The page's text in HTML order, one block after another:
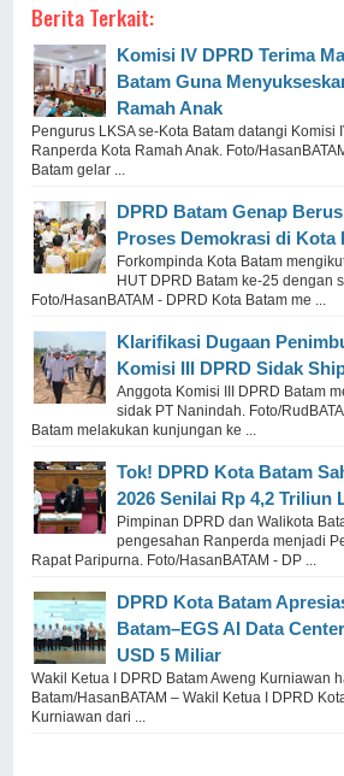
Berita Terkait:
Komisi IV DPRD Terima
Batam Guna
Ramah Anak
Pengurus LKSA se-Kota Batam datangi Komisi
Ranperda Kota Ramah Anak. Foto/
Batam gelar ...
DPRD Batam Genap
Proses Demokrasi di Kota
Forkompinda Kota Batam
HUT DPRD Batam ke-25 dengan
Foto/HasanBATAM - DPRD Kota Batam me ...
Klarifikasi Dugaan
Komisi III DPRD Sidak
Anggota Komisi III DPRD Batam
sidak PT Nanindah. Foto/
Batam melakukan kunjungan ke ...
Tok! DPRD Kota Batam
2026 Senilai Rp 4,2 Triliun
Pimpinan DPRD dan Walikota
pengesahan Ranperda menjadi
Rapat Paripurna. Foto/HasanBATAM - DP ...
DPRD Kota Batam
Batam–EGS AI Data
USD 5 Miliar
Wakil Ketua I DPRD Batam Aweng Kurniawan
Batam/HasanBATAM – Wakil Ketua I DPRD
Kurniawan dari ...